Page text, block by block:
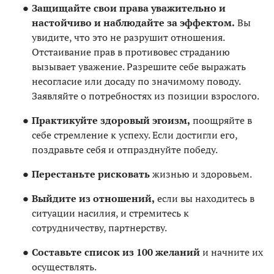
Защищайте свои права уважительно и
настойчиво и наблюдайте за эффектом. Вы
увидите, что это не разрушит отношения.
Отстаивание прав в противовес страданию
вызывает уважение. Разрешите себе выражать
несогласие или досаду по значимому поводу.
Заявляйте о потребностях из позиции взрослого.
Практикуйте здоровый эгоизм, поощряйте в
себе стремление к успеху. Если достигли его,
поздравьте себя и отпразднуйте победу.
Перестаньте рисковатьжизнью и здоровьем.
Выйдите из отношений, если вы находитесь в
ситуации насилия, и стремитесь к
сотрудничеству, партнерству.
Составьте список из 100 желанийи начните их
осуществлять.